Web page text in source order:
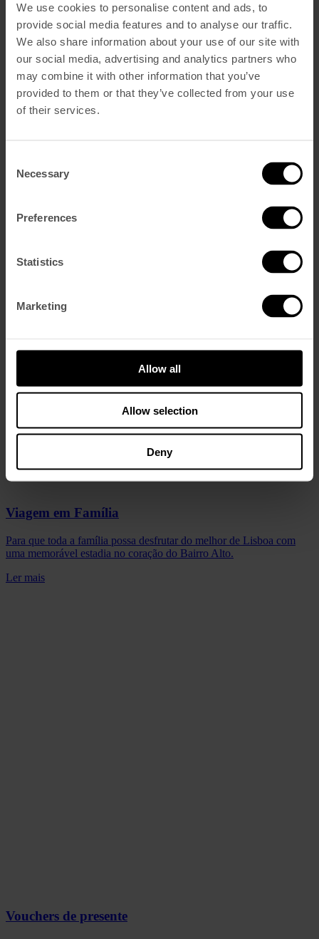
We use cookies to personalise content and ads, to
provide social media features and to analyse our traffic.
We also share information about your use of our site with
our social media, advertising and analytics partners who
may combine it with other information that you’ve
provided to them or that they’ve collected from your use
of their services.
Selection
Necessary
Preferences
Statistics
Marketing
Allow all
Allow selection
Deny
STAY, AND MOKE YOUR OWN WAY
Ler mais
Viagem em Família
Para que toda a família possa desfrutar do melhor de Lisboa com
uma memorável estadia no coração do Bairro Alto.
Ler mais
Vouchers de presente